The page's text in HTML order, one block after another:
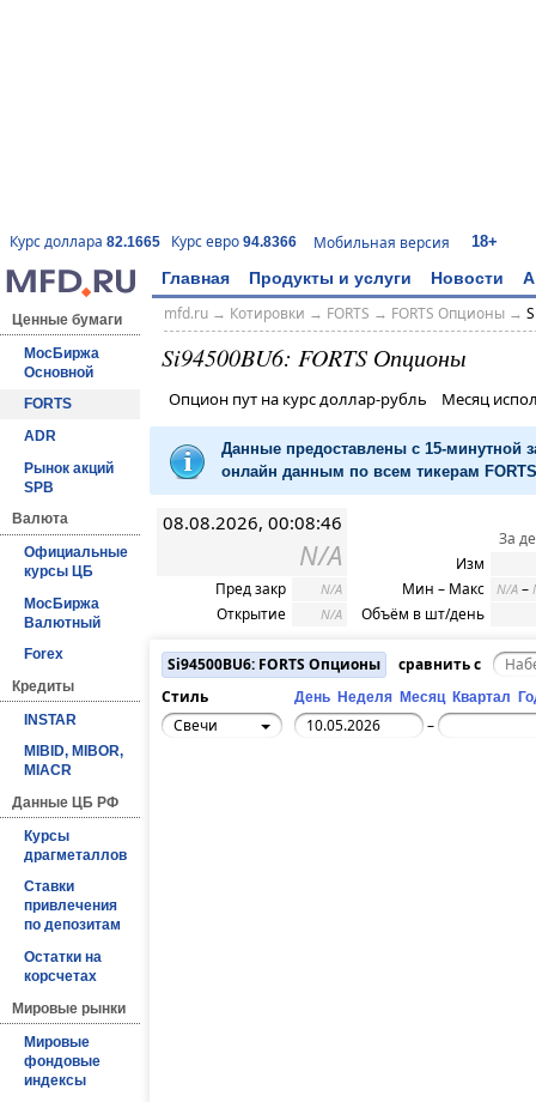
Курс доллара 82.1665 Курс евро 94.8366 Мобильная версия 18+
Главная Продукты и услуги Новости
Ценные бумаги
МосБиржа
Основной
FORTS
ADR
Рынок акций
SPB
Валюта
Официальные
курсы ЦБ
МосБиржа
Валютный
Forex
Кредиты
INSTAR
MIBID, MIBOR,
MIACR
Данные ЦБ РФ
Курсы
драгметаллов
Ставки
привлечения
по депозитам
Остатки на
корсчетах
Мировые рынки
Мировые
фондовые
индексы
mfd.ru→ Котировки → FORTS → FORTS Опционы→
Si94500BU6: FORTS Опционы
Опцион пут на курс доллар-рубль Месяц
Данные предоставлены с 15-минутной
онлайн данным по всем тикерам
08.08.2026, 00:08:46
N/A
Пред закр N/A
Открытие N/A
За
Изм
Мин – Макс
N/A –
Объём в шт/день
Si94500BU6: FORTS Опционы
сравнить с
Стиль
День Неделя Месяц Квартал
Свечи –